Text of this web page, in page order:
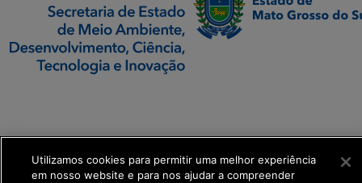
Transformação Digital
get_footer();
Utilizamos cookies para permitir uma melhor experiência
em nosso website e para nos ajudar a compreender